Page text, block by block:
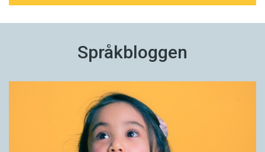
Språkbloggen